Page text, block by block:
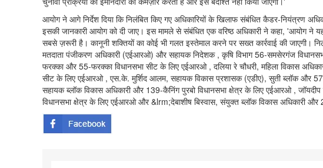
आयोग ने आगे निर्देश दिया कि निलंबित किए गए अधिकारियों के खिलाफ संबंधित कैडर-नियंत्रण
इसकी जानकारी आयोग को दी जाए। इस मामले से संबंधित एक वरिष्ठ अधिकारी ने कहा, 'आयोग ने
सबसे ज़रूरी है। कानूनी शक्तियों का कोई भी गलत इस्तेमाल करने पर सख्त कार्रवाई की जाएगी।
मतदाता पंजीकरण अधिकारी (एईआरओ) और सहायक निदेशक , कृषि विभाग 56-समसेरगंज विधानसभा
फरक्का और 55-फरक्का विधानसभा सीट के लिए एईआरओ , दलिया रे चौधरी, महिला विकास
सीट के लिए एईआरओ , एस.के. मुर्शिद आलम, सहायक विकास प्रशासक (एडीए), सुती ब्लॉक और
सहायक ब्लॉक विकास अधिकारी और 139-कैनिंग पुरबो विधानसभा क्षेत्र के लिए एईआरओ ,
विधानसभा क्षेत्र के लिए एईआरओ और &lrm;देबाशीष बिस्वास, संयुक्त ब्लॉक विकास अधिकारी